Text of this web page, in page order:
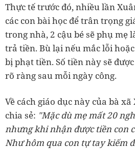
Thực tế trước đó, nhiều lần
các con bài học để trân trọng
trong nhà, 2 cậu bé sẽ phụ mẹ
trả tiền. Bù lại nếu mắc lỗi
bị phạt tiền. Số tiền này sẽ
rõ ràng sau mỗi ngày công.
Về cách giáo dục này của bà
chia sẻ: "Mặc dù mẹ mất 20
nhưng khi nhận được tiền con
Như hôm qua con tự tay kiếm